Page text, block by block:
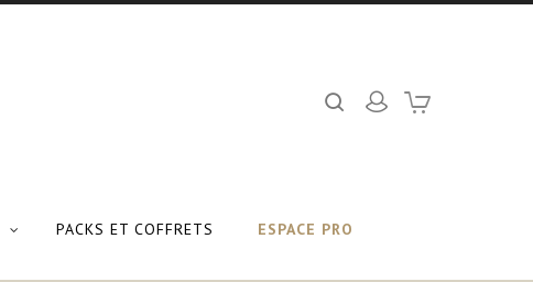
PACKS ET COFFRETS ESPACE PRO